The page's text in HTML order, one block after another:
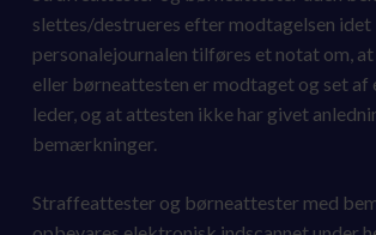
slettes/destrueres efter modtagelsen idet
personalejournalen tilføres et notat om,
eller børneattesten er modtaget og set af
leder, og at attesten ikke har givet
bemærkninger.
Straffeattester og børneattester med